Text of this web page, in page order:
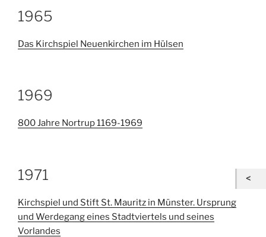
1965
Das Kirchspiel Neuenkirchen im Hülsen
1969
800 Jahre Nortrup 1169-1969
1971
Kirchspiel und Stift St. Mauritz in Münster. Ursprung
und Werdegang eines Stadtviertels und seines
Vorlandes